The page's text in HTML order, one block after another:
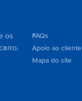
os
FAQs
Apoio ao cliente
Mapa do site